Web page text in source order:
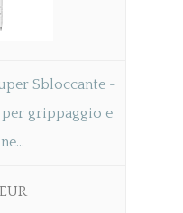
Sbloccante -
grippaggio e